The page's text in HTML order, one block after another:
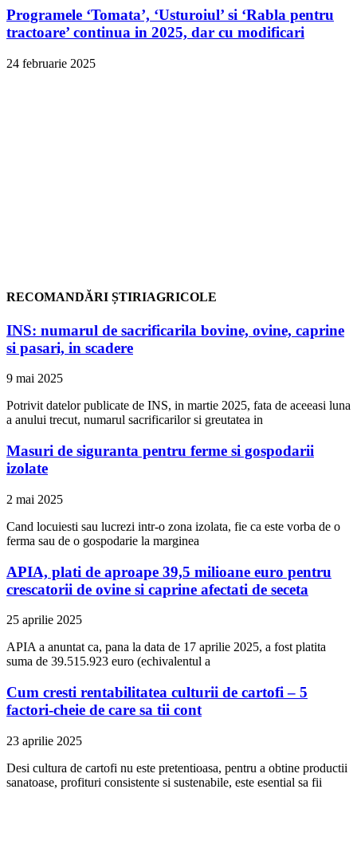
Programele ‘Tomata’, ‘Usturoiul’ si ‘Rabla pentru
tractoare’ continua in 2025, dar cu modificari
24 februarie 2025
RECOMANDĂRI ȘTIRIAGRICOLE
INS: numarul de sacrificarila bovine, ovine, caprine
si pasari, in scadere
9 mai 2025
Potrivit datelor publicate de INS, in martie 2025, fata de aceeasi luna
a anului trecut, numarul sacrificarilor si greutatea in
Masuri de siguranta pentru ferme si gospodarii
izolate
2 mai 2025
Cand locuiesti sau lucrezi intr-o zona izolata, fie ca este vorba de o
ferma sau de o gospodarie la marginea
APIA, plati de aproape 39,5 milioane euro pentru
crescatorii de ovine si caprine afectati de seceta
25 aprilie 2025
APIA a anuntat ca, pana la data de 17 aprilie 2025, a fost platita
suma de 39.515.923 euro (echivalentul a
Cum cresti rentabilitatea culturii de cartofi – 5
factori-cheie de care sa tii cont
23 aprilie 2025
Desi cultura de cartofi nu este pretentioasa, pentru a obtine productii
sanatoase, profituri consistente si sustenabile, este esential sa fii